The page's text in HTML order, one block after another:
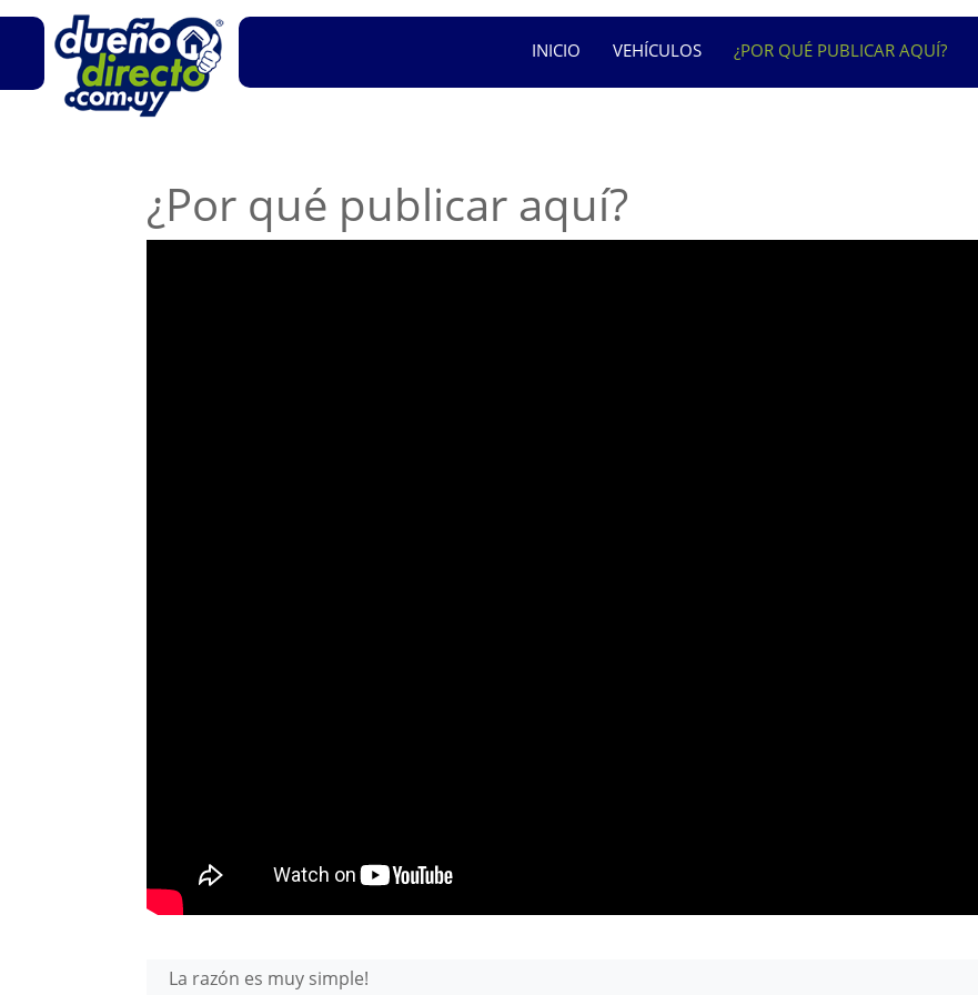
INICIO VEHÍCULOS ¿POR QUÉ PUBLICAR AQUÍ?
¿Por qué publicar aquí?
La razón es muy simple!